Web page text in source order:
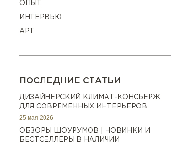
ОПЫТ
ИНТЕРВЬЮ
АРТ
ПОСЛЕДНИЕ СТАТЬИ
ДИЗАЙНЕРСКИЙ КЛИМАТ-КОНСЬЕРЖ
ДЛЯ СОВРЕМЕННЫХ ИНТЕРЬЕРОВ
25 мая 2026
ОБЗОРЫ ШОУРУМОВ | НОВИНКИ И
БЕСТСЕЛЛЕРЫ В НАЛИЧИИ